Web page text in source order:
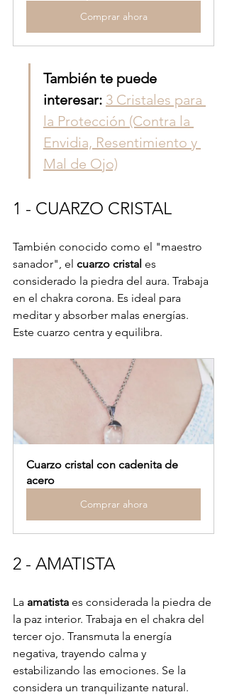
Comprar ahora
También te puede
interesar: 3 Cristales para
la Protección (Contra la
Envidia, Resentimiento y
Mal de Ojo)
1 - CUARZO CRISTAL
También conocido como el "maestro
sanador", el cuarzo cristal es
considerado la piedra del aura. Trabaja
en el chakra corona. Es ideal para
meditar y absorber malas energías.
Este cuarzo centra y equilibra.
Cuarzo cristal con cadenita de
acero
Comprar ahora
2 - AMATISTA
La amatista es considerada la piedra de
la paz interior. Trabaja en el chakra del
tercer ojo. Transmuta la energía
negativa, trayendo calma y
estabilizando las emociones. Se la
considera un tranquilizante natural.